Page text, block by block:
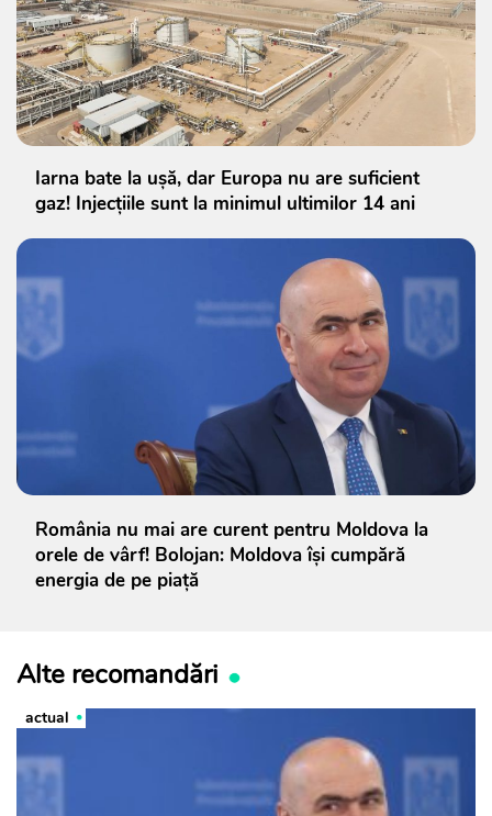
Iarna bate la ușă, dar Europa nu are suficient
gaz! Injecțiile sunt la minimul ultimilor 14 ani
România nu mai are curent pentru Moldova la
orele de vârf! Bolojan: Moldova își cumpără
energia de pe piață
Alte recomandări
actual